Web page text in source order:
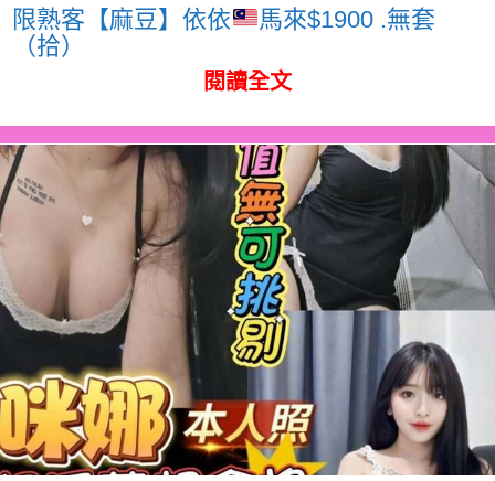
限熟客【麻豆】依依
馬來$1900 .無套
（拾）
閱讀全文